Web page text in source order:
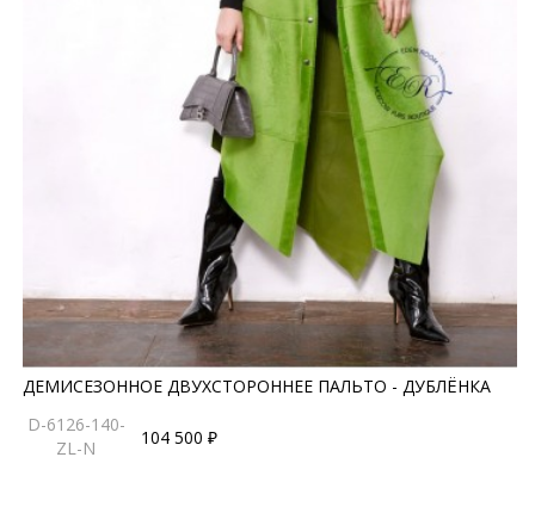
ДЕМИСЕЗОННОЕ ДВУХСТОРОННЕЕ ПАЛЬТО - ДУБЛЁНКА
D-6126-140-
ZL-N
104 500 ₽